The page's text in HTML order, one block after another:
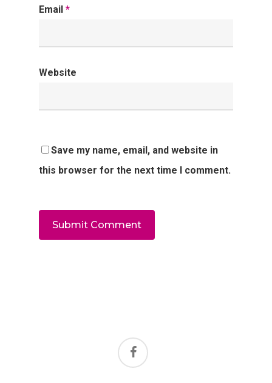
Email *
Website
Save my name, email, and website in
this browser for the next time I comment.
facebook